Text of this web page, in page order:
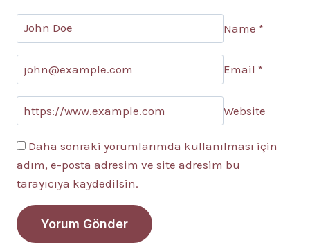
Name *
Email *
Website
Daha sonraki yorumlarımda kullanılması için
adım, e-posta adresim ve site adresim bu
tarayıcıya kaydedilsin.